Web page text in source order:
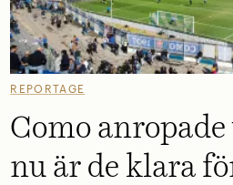
REPORTAGE
Como
nu är de klara